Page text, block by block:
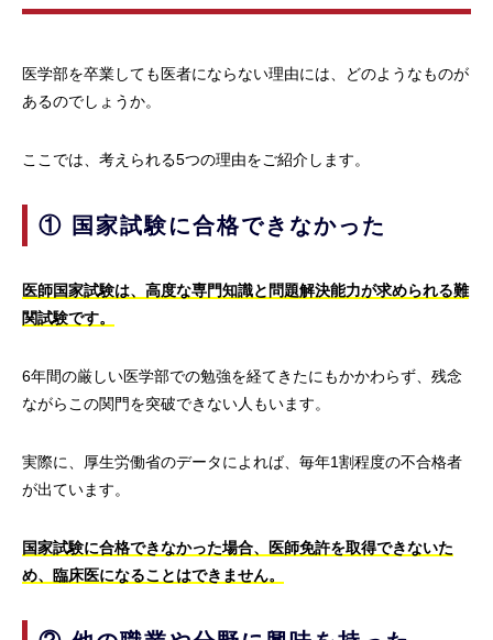
医学部を卒業しても医者にならない理由には、どのようなものが
あるのでしょうか。
ここでは、考えられる5つの理由をご紹介します。
① 国家試験に合格できなかった
医師国家試験は、高度な専門知識と問題解決能力が求められる難
関試験です。
6年間の厳しい医学部での勉強を経てきたにもかかわらず、残念
ながらこの関門を突破できない人もいます。
実際に、厚生労働省のデータによれば、毎年1割程度の不合格者
が出ています。
国家試験に合格できなかった場合、医師免許を取得できないた
め、臨床医になることはできません。